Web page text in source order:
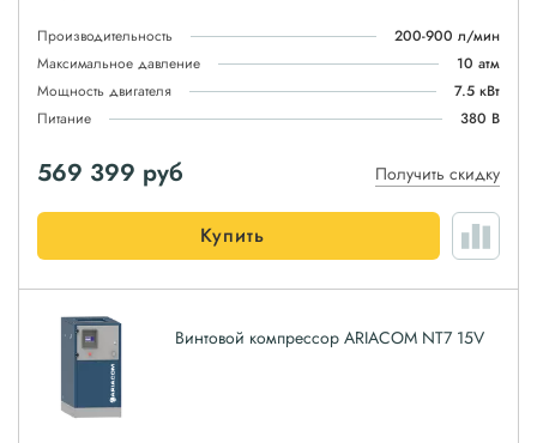
Производительность
200-900 л/мин
Максимальное давление
10 атм
Мощность двигателя
7.5 кВт
Питание
380 В
569 399 руб Получить скидку
Купить
Винтовой компрессор ARIACOM NT7 15V